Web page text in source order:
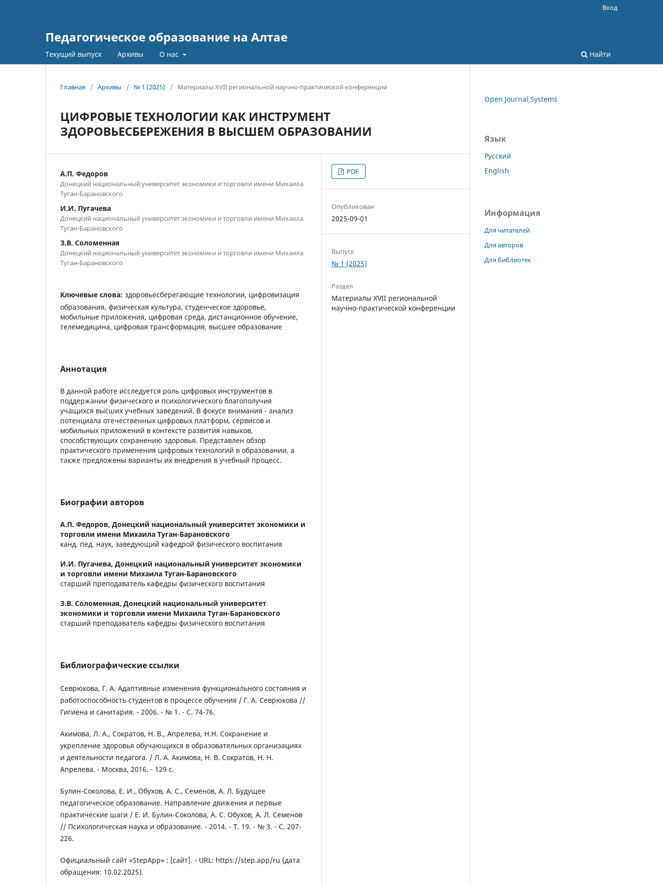
Педагогическое образование на Алтае
Текущий выпуск Архивы О нас Найти
Вход
Главная / Архивы / № 1 (2025) / Материалы XVII региональной научно-практической конференции
ЦИФРОВЫЕ ТЕХНОЛОГИИ КАК ИНСТРУМЕНТ
ЗДОРОВЬЕСБЕРЕЖЕНИЯ В ВЫСШЕМ ОБРАЗОВАНИИ
А.П. Федоров
Донецкий национальный университет экономики и торговли имени Михаила
Туган-Барановского
И.И. Пугачева
Донецкий национальный университет экономики и торговли имени Михаила
Туган-Барановского
З.В. Соломенная
Донецкий национальный университет экономики и торговли имени Михаила
Туган-Барановского
Ключевые слова: здоровьесберегающие технологии, цифровизация
образования, физическая культура, студенческое здоровье,
мобильные приложения, цифровая среда, дистанционное обучение,
телемедицина, цифровая трансформация, высшее образование
Аннотация
В данной работе исследуется роль цифровых инструментов в
поддержании физического и психологического благополучия
учащихся высших учебных заведений. В фокусе внимания - анализ
потенциала отечественных цифровых платформ, сервисов и
мобильных приложений в контексте развития навыков,
способствующих сохранению здоровья. Представлен обзор
практического применения цифровых технологий в образовании, а
также предложены варианты их внедрения в учебный процесс.
Биографии авторов
А.П. Федоров, Донецкий национальный университет экономики и
торговли имени Михаила Туган-Барановского
канд. пед. наук, заведующий кафедрой физического воспитания
И.И. Пугачева, Донецкий национальный университет экономики
и торговли имени Михаила Туган-Барановского
старший преподаватель кафедры физического воспитания
З.В. Соломенная, Донецкий национальный университет
экономики и торговли имени Михаила Туган-Барановского
старший преподаватель кафедры физического воспитания
Библиографические ссылки
Севрюкова, Г. А. Адаптивные изменения функционального состояния и
работоспособность студентов в процессе обучения / Г. А. Севрюкова //
Гигиена и санитария. - 2006. - № 1. - С. 74-76.
Акимова, Л. А., Сократов, Н. В., Апрелева, Н.Н. Сохранение и
укрепление здоровья обучающихся в образовательных организациях
и деятельности педагога. / Л. А. Акимова, Н. В. Сократов, Н. Н.
Апрелева. - Москва, 2016. - 129 с.
Булин-Соколова, Е. И., Обухов, А. С., Семенов, А. Л. Будущее
педагогическое образование. Направление движения и первые
практические шаги / Е. И. Булин-Соколова, А. С. Обухов, А. Л. Семенов
// Психологическая наука и образование. - 2014. - Т. 19. - № 3. - С. 207-
226.
Официальный сайт «StepApp» : [сайт]. - URL: https://step.app/ru (дата
обращения: 10.02.2025).
PDF
Опубликован
2025-09-01
Выпуск
№ 1 (2025)
Раздел
Материалы XVII региональной
научно-практической конференции
Open Journal Systems
Язык
Русский
English
Информация
Для читателей
Для авторов
Для библиотек